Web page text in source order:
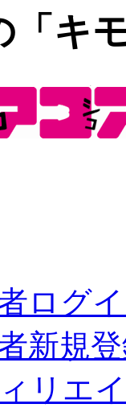
「キ
ログ
新規
リエ